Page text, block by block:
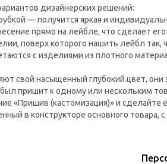
дизайнерских решений:
— получится яркая и
прямо на лейбле, что сделает
поверх которого нашить лейбл
с изделиями из плотного
свой насыщенный глубокий цвет,
пришит к одному или нескольким
«Пришив (кастомизация)» и
в конструкторе основного